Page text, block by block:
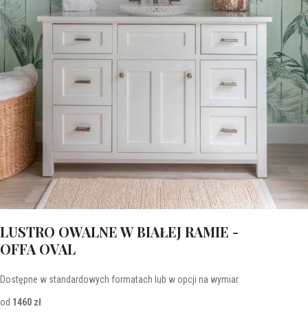
LUSTRO OWALNE W BIAŁEJ RAMIE -
OFFA OVAL
Dostępne w standardowych formatach lub w opcji na wymiar
od 1460 zł